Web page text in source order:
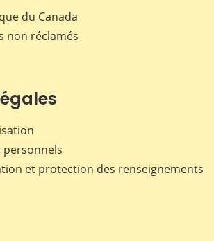
du Canada
non réclamés
personnels
et protection des renseignements